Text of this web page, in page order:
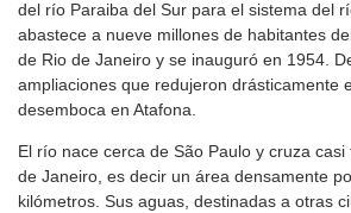
del río Paraiba del Sur para el sistema del
abastece a nueve millones de habitantes
de Rio de Janeiro y se inauguró en 1954.
ampliaciones que redujeron drásticamente
desemboca en Atafona.
El río nace cerca de São Paulo y cruza
de Janeiro, es decir un área densamente
kilómetros. Sus aguas, destinadas a otras